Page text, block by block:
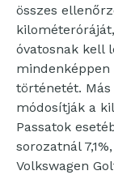
összes
óvatosnak kell
történetét.
módosítják a
Passatok
sorozatnál
Volkswagen